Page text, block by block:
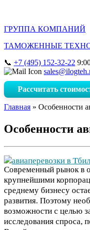
ГРУППА КОМПАНИЙ
ТАМОЖЕННЫЕ
+7 (495) 152-32-22
Рассчитать
Главная » Особенности
Особенности
Современный рынок в
крупнейшими
среднему бизнесу
развития. Поэтому
возможности с целью
исследования спроса,